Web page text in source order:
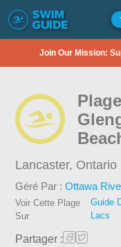
Join Our Mission:
Lancaster, Ontario
Géré Par :Ottawa
Voir Cette Plage
Sur
Guide
Lacs
Partager :